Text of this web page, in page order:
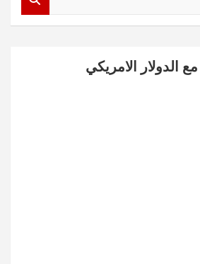
الدولار الامريكي